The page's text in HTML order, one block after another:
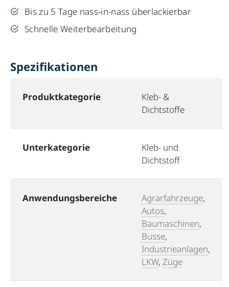
Bis zu 5 Tage nass-in-nass überlackierbar
Schnelle Weiterbearbeitung
Spezifikationen
Produktkategorie
Kleb- &
Dichtstoffe
Unterkategorie
Kleb- und
Dichtstoff
Anwendungsbereiche Agrarfahrzeuge,
Autos,
Baumaschinen,
Busse,
Industrieanlagen,
LKW, Züge